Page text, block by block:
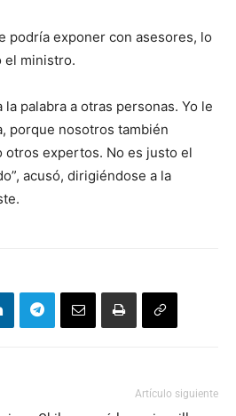
podría exponer con asesores, lo
el ministro.
la palabra a otras personas. Yo le
porque nosotros también
otros expertos. No es justo el
acusó, dirigiéndose a la
Artículo siguiente